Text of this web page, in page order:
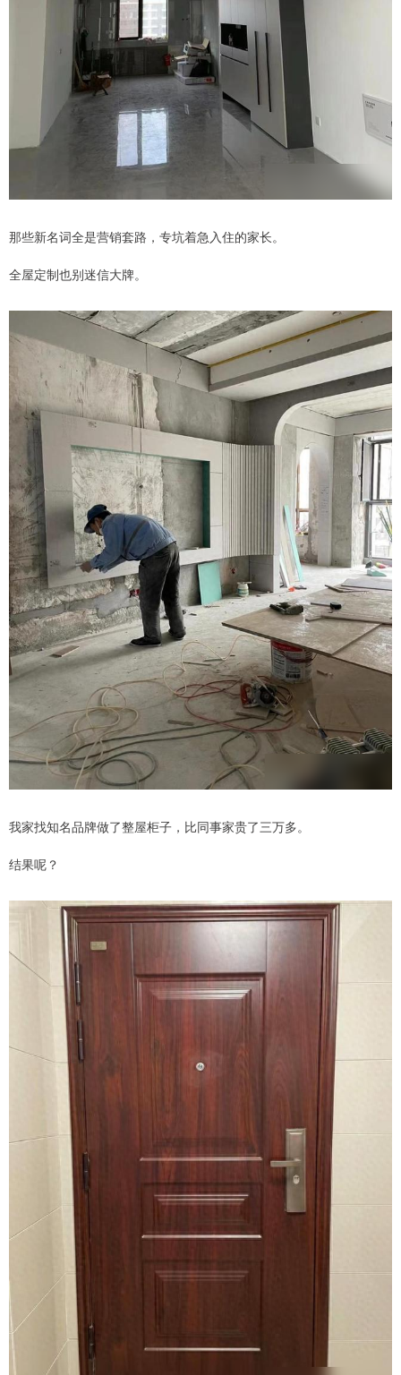
那些新名词全是营销套路，专坑着急入住的家长。
全屋定制也别迷信大牌。
我家找知名品牌做了整屋柜子，比同事家贵了三万多。
结果呢？